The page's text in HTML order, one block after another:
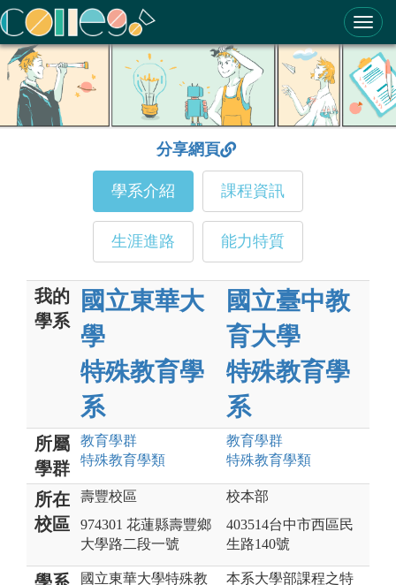
ColleGo! 大學選才與高中育才輔助系統
分享網頁
學系介紹 課程資訊
生涯進路 能力特質
我的
學系
國立東華大
學
特殊教育學
系
國立臺中教
育大學
特殊教育學
系
所屬
學群
教育學群
特殊教育學類
教育學群
特殊教育學類
所在
校區
壽豐校區
974301 花蓮縣壽豐鄉
大學路二段一號
校本部
403514台中市西區民
生路140號
國立東華大學特殊教
本系大學部課程之特